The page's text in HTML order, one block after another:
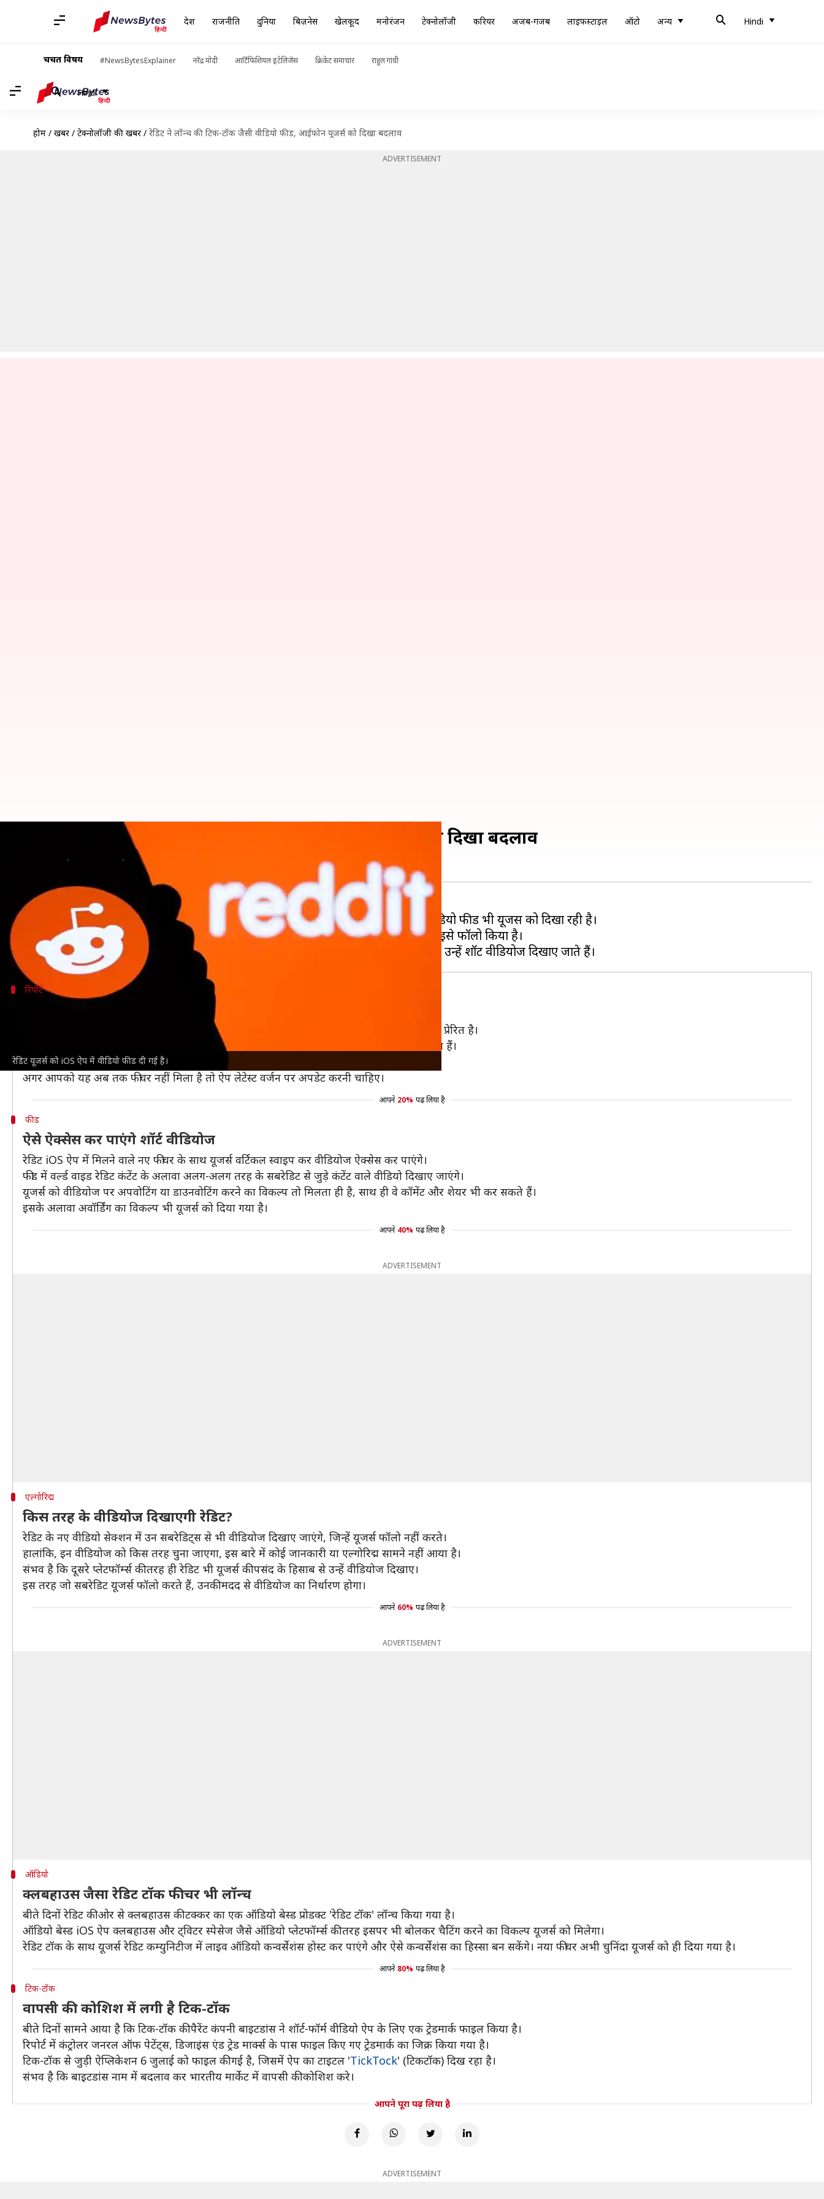
देश राजनीति दुनिया बिज़नेस खेलकूद मनोरंजन टेक्नोलॉजी करियर अजब-गजब लाइफस्टाइल ऑटो अन्य Hindi
चर्चित विषय #NewsBytesExplainer नरेंद्र मोदी आर्टिफिशियल इंटेलिजेंस क्रिकेट समाचार राहुल गांधी
Hindi
होम / खबरें / टेक्नोलॉजी की खबरें / रेडिट ने लॉन्च की टिक-टॉक जैसी वीडियो फीड, आईफोन यूजर्स को दिखा बदलाव
ADVERTISEMENT
रेडिट यूजर्स को iOS ऐप में वीडियो फीड दी गई है।
रेडिट ने लॉन्च की टिक-टॉक जैसी वीडियो फीड, आईफोन यूजर्स को दिखा बदलाव
09:26 pm
क्या है खबर?
आईफोन यूजर्स के लिए रेडिट ने अपनी ऐप में कुछ बदलाव किए हैं और टिक-टॉक ऐप जैसी एक वीडियो फीड भी यूजर्स को दिखा रही है।
शॉर्ट वीडियोज का ट्रेंड तेजी से बढ़ा है और इंस्टाग्राम और यूट्यूब जैसी ऐप्स की तरह अब रेडिट ने भी इसे फॉलो किया है।
रिपोर्ट
का नया फीचर लोकप्रिय शॉर्ट वीडियो शेयरिंग ऐप टिक-टॉक से प्रेरित है।
रिपोर्ट में बताया गया है कि इस फीड में यूजर्स को उन सबरेडिट से जुड़े वीडियोज मिलेंगे, जिन्हें वे फॉलो करते हैं।
नया फीचर पिछले सप्ताह केवल iOS यूजर्स के लिए रोलआउट किया गया है।
अगर आपको यह अब तक फीचर नहीं मिला है तो ऐप लेटेस्ट वर्जन पर अपडेट करनी चाहिए।
आपने 20% पढ़ लिया है
फीड
ऐसे ऐक्सेस कर पाएंगे शॉर्ट वीडियोज
रेडिट iOS ऐप में मिलने वाले नए फीचर के साथ यूजर्स वर्टिकल स्वाइप कर वीडियोज ऐक्सेस कर पाएंगे।
फीड में वर्ल्ड वाइड रेडिट कंटेंट के अलावा अलग-अलग तरह के सबरेडिट से जुड़े कंटेंट वाले वीडियो दिखाए जाएंगे।
यूजर्स को वीडियोज पर अपवोटिंग या डाउनवोटिंग करने का विकल्प तो मिलता ही है, साथ ही वे कॉमेंट और शेयर भी कर सकते हैं।
इसके अलावा अवॉर्डिंग का विकल्प भी यूजर्स को दिया गया है।
आपने 40% पढ़ लिया है
ADVERTISEMENT
एल्गोरिद्म
किस तरह के वीडियोज दिखाएगी रेडिट?
रेडिट के नए वीडियो सेक्शन में उन सबरेडिट्स से भी वीडियोज दिखाए जाएंगे, जिन्हें यूजर्स फॉलो नहीं करते।
हालांकि, इन वीडियोज को किस तरह चुना जाएगा, इस बारे में कोई जानकारी या एल्गोरिद्म सामने नहीं आया है।
संभव है कि दूसरे प्लेटफॉर्म्स की तरह ही रेडिट भी यूजर्स की पसंद के हिसाब से उन्हें वीडियोज दिखाए।
इस तरह जो सबरेडिट यूजर्स फॉलो करते हैं, उनकी मदद से वीडियोज का निर्धारण होगा।
आपने 60% पढ़ लिया है
ADVERTISEMENT
ऑडियो
क्लबहाउस जैसा रेडिट टॉक फीचर भी लॉन्च
बीते दिनों रेडिट की ओर से क्लबहाउस की टक्कर का एक ऑडियो बेस्ड प्रोडक्ट 'रेडिट टॉक' लॉन्च किया गया है।
ऑडियो बेस्ड iOS ऐप क्लबहाउस और ट्विटर स्पेसेज जैसे ऑडियो प्लेटफॉर्म्स की तरह इसपर भी बोलकर चैटिंग करने का विकल्प यूजर्स को मिलेगा।
रेडिट टॉक के साथ यूजर्स रेडिट कम्युनिटीज में लाइव ऑडियो कन्वर्सेशंस होस्ट कर पाएंगे और ऐसे कन्वर्सेशंस का हिस्सा बन सकेंगे। नया फीचर अभी चुनिंदा यूजर्स को ही दिया गया है।
आपने 80% पढ़ लिया है
टिक-टॉक
वापसी की कोशिश में लगी है टिक-टॉक
बीते दिनों सामने आया है कि टिक-टॉक की पैरेंट कंपनी बाइटडांस ने शॉर्ट-फॉर्म वीडियो ऐप के लिए एक ट्रेडमार्क फाइल किया है।
रिपोर्ट में कंट्रोलर जनरल ऑफ पेटेंट्स, डिजाइंस एंड ट्रेड मार्क्स के पास फाइल किए गए ट्रेडमार्क का जिक्र किया गया है।
टिक-टॉक से जुड़ी ऐप्लिकेशन 6 जुलाई को फाइल की गई है, जिसमें ऐप का टाइटल 'TickTock' (टिकटॉक) दिख रहा है।
संभव है कि बाइटडांस नाम में बदलाव कर भारतीय मार्केट में वापसी की कोशिश करे।
आपने पूरा पढ़ लिया है
ADVERTISEMENT